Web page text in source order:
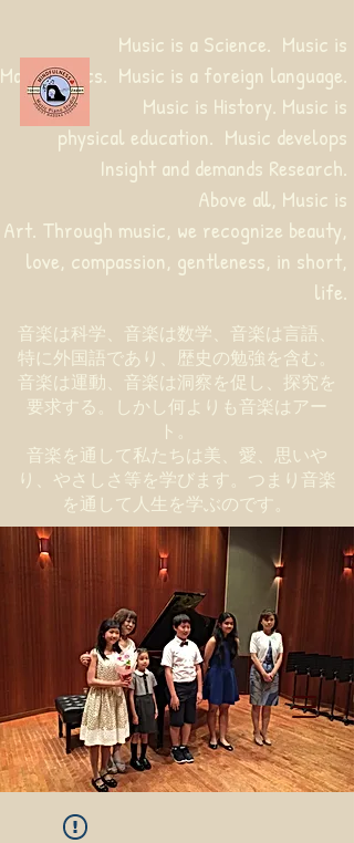
音楽は科学、音楽は数学、音楽は言語、
特に外国語であり、歴史の勉強を含む。
音楽は運動、音楽は洞察を促し、探究を
要求する。しかし何よりも音楽はアー
ト。
音楽を通して私たちは美、愛、思いや
り、やさしさ等を学びます。つまり音楽
を通して人生を学ぶのです。
Music is a Science. Music is
Mathematics. Music is a foreign language.
Music is History. Music is
physical education. Music develops
Insight and demands Research.
Above all, Music is
Art. Through music, we recognize beauty,
love, compassion, gentleness, in short,
life.